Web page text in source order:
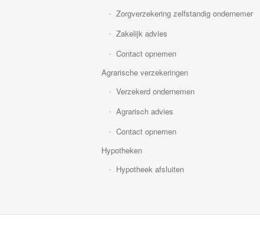
Zorgverzekering zelfstandig ondernemer
Zakelijk advies
Contact opnemen
Agrarische verzekeringen
Verzekerd ondernemen
Agrarisch advies
Contact opnemen
Hypotheken
Hypotheek afsluiten